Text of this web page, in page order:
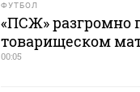
ФУТБОЛ
«ПСЖ» разгромно
товарищеском
00:05